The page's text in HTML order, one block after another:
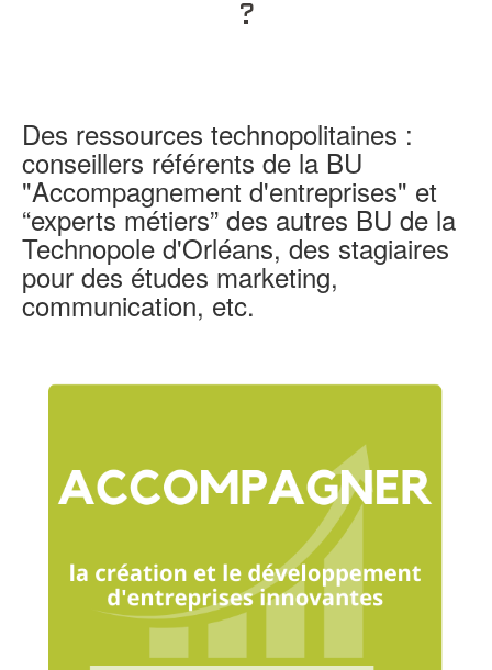
?
Des ressources technopolitaines :
conseillers référents de la BU
"Accompagnement d'entreprises" et
“experts métiers” des autres BU de la
Technopole d'Orléans, des stagiaires
pour des études marketing,
communication, etc.